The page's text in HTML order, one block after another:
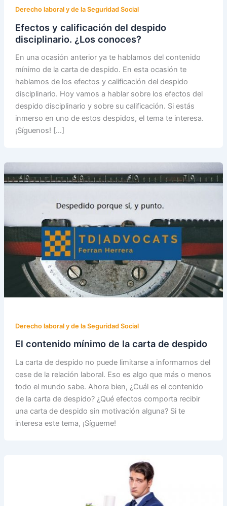
Derecho laboral y de la Seguridad Social
Efectos y calificación del despido
disciplinario. ¿Los conoces?
En una ocasión anterior ya te hablamos del contenido
mínimo de la carta de despido. En esta ocasión te
hablamos de los efectos y calificación del despido
disciplinario. Hoy vamos a hablar sobre los efectos del
despido disciplinario y sobre su calificación. Si estás
inmerso en uno de estos despidos, el tema te interesa.
¡Síguenos! […]
Derecho laboral y de la Seguridad Social
El contenido mínimo de la carta de despido
La carta de despido no puede limitarse a informarnos del
cese de la relación laboral. Eso es algo que más o menos
todo el mundo sabe. Ahora bien, ¿Cuál es el contenido
de la carta de despido? ¿Qué efectos comporta recibir
una carta de despido sin motivación alguna? Si te
interesa este tema, ¡Sígueme!